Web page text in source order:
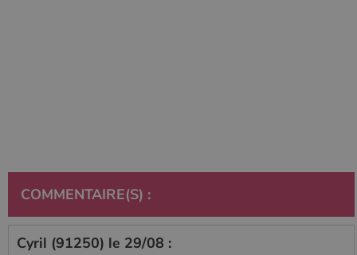
COMMENTAIRE(S) :
Cyril (91250) le 29/08 :